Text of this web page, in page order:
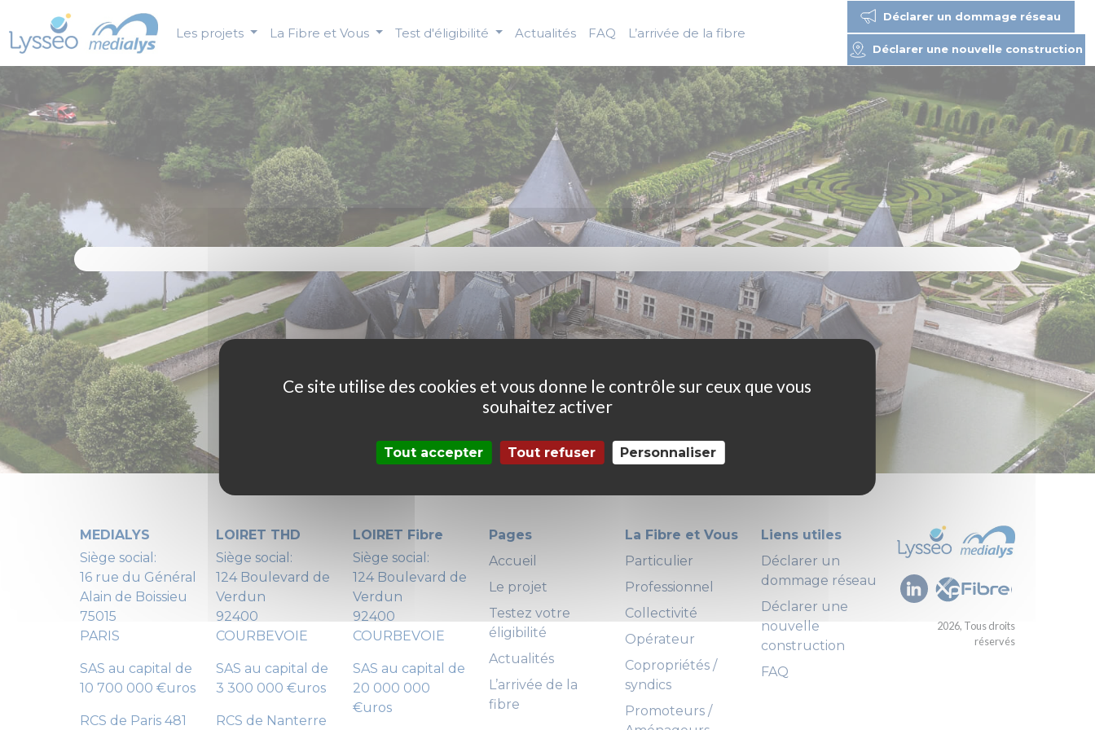
Les projets La Fibre et Vous Test d'éligibilité Actualités FAQ L’arrivée de la fibre
Déclarer un dommage réseau
Déclarer une nouvelle construction
MEDIALYS
Siège social:
16 rue du Général
Alain de Boissieu
75015
PARIS
SAS au capital de
10 700 000 €uros
RCS de Paris 481
LOIRET THD
Siège social:
124 Boulevard de
Verdun
92400
COURBEVOIE
SAS au capital de
3 300 000 €uros
RCS de Nanterre
LOIRET Fibre
Siège social:
124 Boulevard de
Verdun
92400
COURBEVOIE
SAS au capital de
20 000 000
€uros
Pages
Accueil
Le projet
Testez votre
éligibilité
Actualités
L’arrivée de la
fibre
La Fibre et Vous
Particulier
Professionnel
Collectivité
Opérateur
Copropriétés /
syndics
Promoteurs /
Liens utiles
Déclarer un
dommage réseau
Déclarer une
nouvelle
construction
FAQ
2026, Tous droits
réservés
Panneau de gestion des cookies
Ce site utilise des cookies et vous donne le contrôle sur ceux que vous
souhaitez activer
Tout accepter Tout refuser Personnaliser